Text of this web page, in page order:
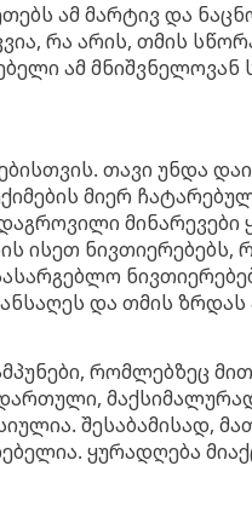
ამ მარტივ და
რა არის, თმის
ამ
თავი უნდა
მიერ
მინარევები
ისეთ ნივთიერებებს,
და თმის ზრდას
რომლებზეც
შესაბამისად,
ყურადღება